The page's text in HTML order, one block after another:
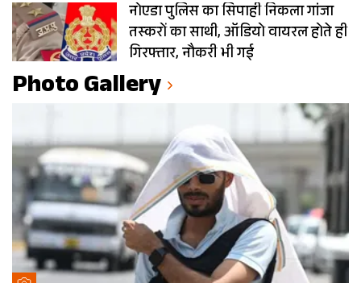
नोएडा पुलिस का सिपाही निकला गांजा
तस्करों का साथी, ऑडियो वायरल होते ही
गिरफ्तार, नौकरी भी गई
Photo Gallery